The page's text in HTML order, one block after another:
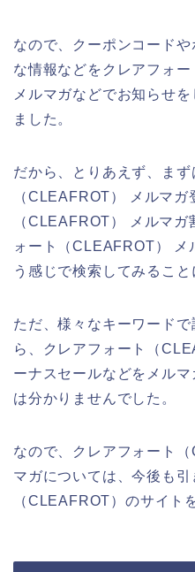
なので、クーポンコード
な情報などをクレアフォ
メルマガなどでお知らせ
ました。
だから、とりあえず、ま
（CLEAFROT） メルマ
（CLEAFROT） メルマ
ォート（CLEAFROT） メ
う感じで検索してみること
ただ、様々なキーワード
ら、クレアフォート（
ーナスセールなどをメル
は分かりませんでした。
なので、クレアフォート
マガについては、今後も
（CLEAFROT）のサイト